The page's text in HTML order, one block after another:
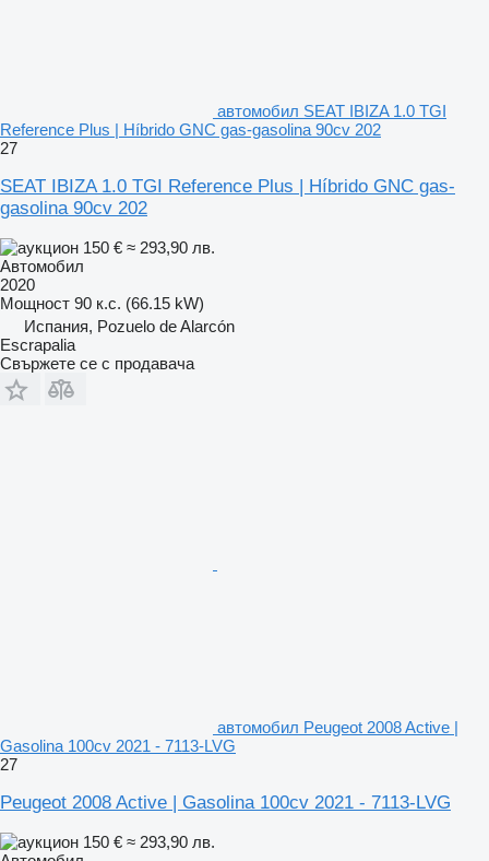
автомобил SEAT IBIZA 1.0 TGI
Reference Plus | Híbrido GNC gas-gasolina 90cv 202
27
SEAT IBIZA 1.0 TGI Reference Plus | Híbrido GNC gas-
gasolina 90cv 202
150 € ≈ 293,90 лв.
Автомобил
2020
Мощност 90 к.с. (66.15 kW)
Испания, Pozuelo de Alarcón
Escrapalia
Свържете се с продавача
автомобил Peugeot 2008 Active |
Gasolina 100cv 2021 - 7113-LVG
27
Peugeot 2008 Active | Gasolina 100cv 2021 - 7113-LVG
150 € ≈ 293,90 лв.